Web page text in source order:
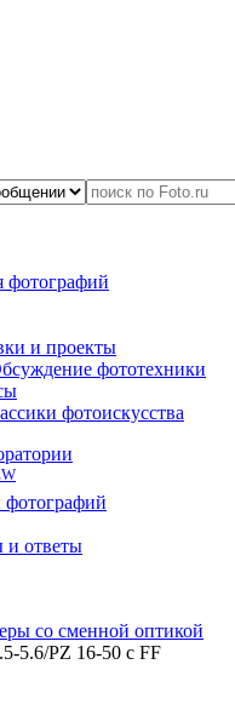
фотографий
и проекты
фототехники
фотоискусства
и ответы
со сменной оптикой
5.6/PZ 16-50 с FF